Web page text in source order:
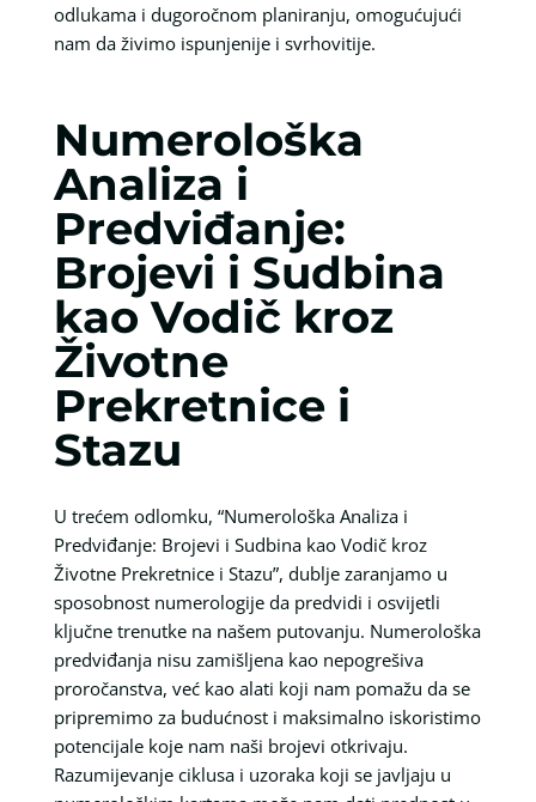
odlukama i dugoročnom planiranju, omogućujući
nam da živimo ispunjenije i svrhovitije.
Numerološka
Analiza i
Predviđanje:
Brojevi i Sudbina
kao Vodič kroz
Životne
Prekretnice i
Stazu
U trećem odlomku, “Numerološka Analiza i
Predviđanje: Brojevi i Sudbina kao Vodič kroz
Životne Prekretnice i Stazu”, dublje zaranjamo u
sposobnost numerologije da predvidi i osvijetli
ključne trenutke na našem putovanju. Numerološka
predviđanja nisu zamišljena kao nepogrešiva
proročanstva, već kao alati koji nam pomažu da se
pripremimo za budućnost i maksimalno iskoristimo
potencijale koje nam naši brojevi otkrivaju.
Razumijevanje ciklusa i uzoraka koji se javljaju u